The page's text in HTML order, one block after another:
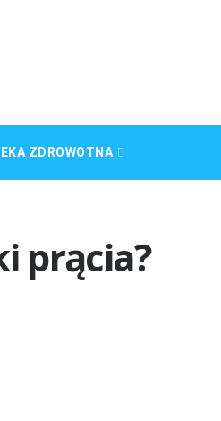
ZDROWOTNA
prącia?